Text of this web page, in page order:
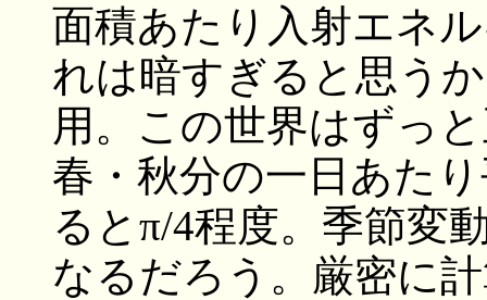
面積あたり入射エネ
れは暗すぎると思う
用。この世界はずっ
春・秋分の一日あた
るとπ/4程度。季節変
なるだろう。厳密に